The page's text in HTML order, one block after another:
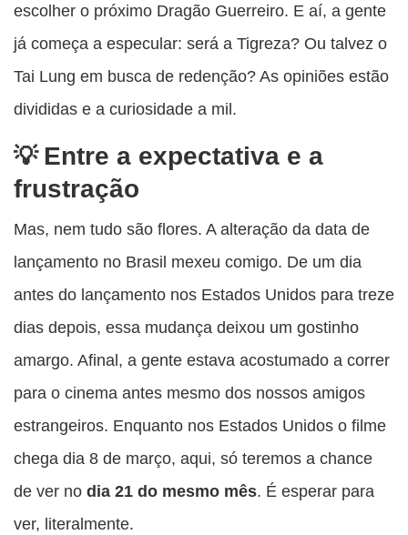
escolher o próximo Dragão Guerreiro. E aí, a gente
já começa a especular: será a Tigreza? Ou talvez o
Tai Lung em busca de redenção? As opiniões estão
divididas e a curiosidade a mil.
Entre a expectativa e a
frustração
Mas, nem tudo são flores. A alteração da data de
lançamento no Brasil mexeu comigo. De um dia
antes do lançamento nos Estados Unidos para treze
dias depois, essa mudança deixou um gostinho
amargo. Afinal, a gente estava acostumado a correr
para o cinema antes mesmo dos nossos amigos
estrangeiros. Enquanto nos Estados Unidos o filme
chega dia 8 de março, aqui, só teremos a chance
de ver no dia 21 do mesmo mês. É esperar para
ver, literalmente.